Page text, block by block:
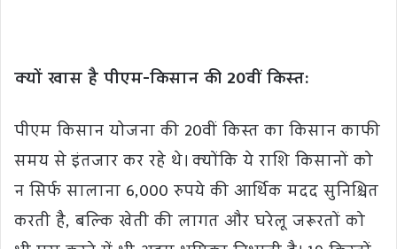
क्यों खास है पीएम-किसान की 20वीं किस्त:
पीएम किसान योजना की 20वीं किस्त का किसान काफी
समय से इंतजार कर रहे थे। क्योंकि ये राशि किसानों को
न सिर्फ सालाना 6,000 रुपये की आर्थिक मदद सुनिश्चित
करती है, बल्कि खेती की लागत और घरेलू जरूरतों को